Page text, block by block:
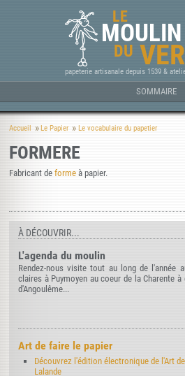
LE
MOULIN
DU
papeterie artisanale depuis 1539 &
SOMMAIRE
Accueil Le Papier Le vocabulaire du papetier
FORMERE
Fabricant de forme à papier.
À DÉCOUVRIR...
L'agenda du moulin
Rendez-nous visite tout au long de l'année
claires à Puymoyen au coeur de la Charente
d'Angoulême...
Art de faire le papier
Découvrez l'édition électronique de l'Art
Lalande